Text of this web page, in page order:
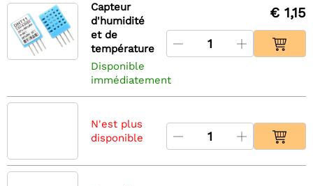
Capteur
d'humidité
et de
température
Disponible
immédiatement
€ 1,15
N'est plus
disponible